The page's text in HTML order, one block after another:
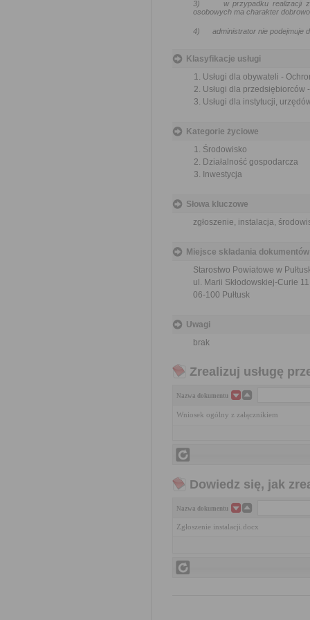
3) w przypadku realizacji
osobowych ma charakter
4) administrator nie podejmuje
Klasyfikacje usługi
Usługi dla obywateli -
Usługi dla
Usługi dla instytucji,
Kategorie życiowe
Środowisko
Działalność gospodarcza
Inwestycja
Słowa kluczowe
zgłoszenie, instalacja,
Miejsce składania dokumentów
Starostwo Powiatowe w
ul. Marii Skłodowskiej-Curie 11
06-100 Pułtusk
Uwagi
brak
Zrealizuj usługę
Nazwa dokumentu
Wniosek ogólny z załącznikiem
Dowiedz się, jak
Nazwa dokumentu
Zgłoszenie instalacji.docx